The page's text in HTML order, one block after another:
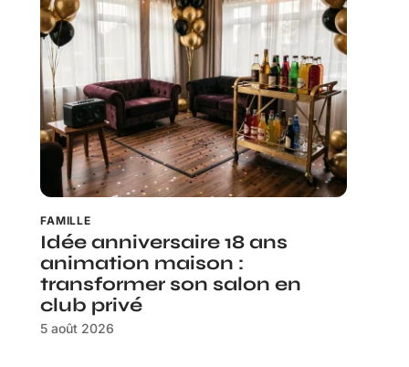
FAMILLE
Idée anniversaire 18 ans
animation maison :
transformer son salon en
club privé
5 août 2026